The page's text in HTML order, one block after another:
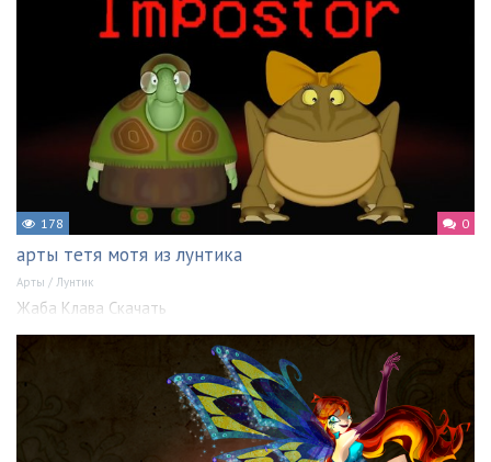
178 0
арты тетя мотя из лунтика
Арты / Лунтик
Жаба Клава Скачать